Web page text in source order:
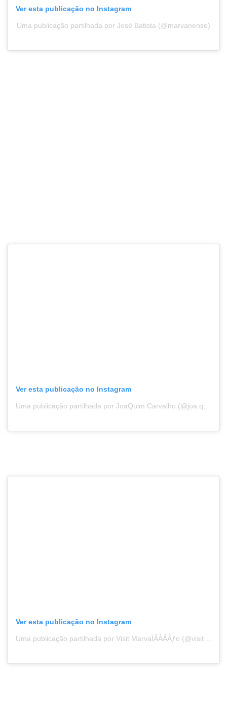
Ver esta publicação no Instagram
Uma publicação partilhada por José Batista (@marvanense)
Ver esta publicação no Instagram
Uma publicação partilhada por JoaQuim Carvalho (@joa.quimcarvalho)
Ver esta publicação no Instagram